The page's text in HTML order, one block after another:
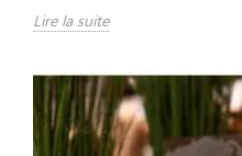
Lire la suite